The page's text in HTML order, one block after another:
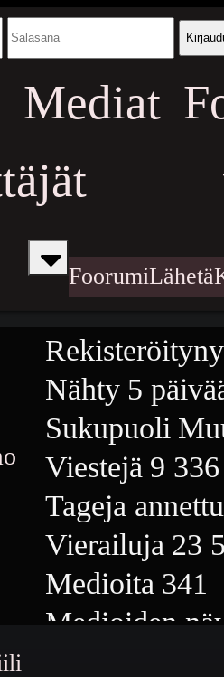
Mediat
FoorumiLähetä
Nähty 5
Sukupuoli
Viestejä 9 336
Tageja annettu
Vierailuja 23
Medioita 341
Medioiden